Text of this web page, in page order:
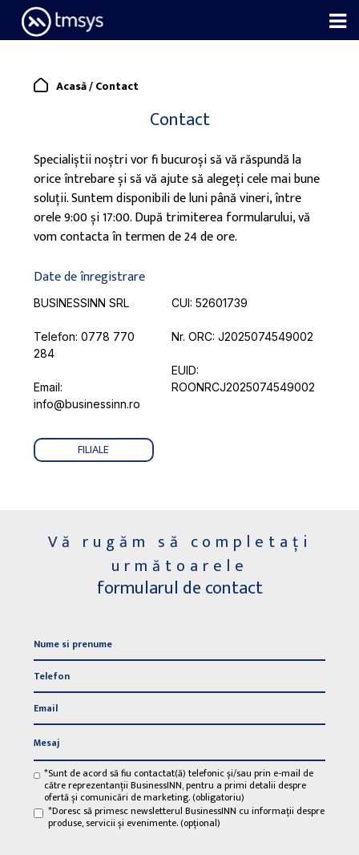
Skip
Acasă/Contact
Contact
Specialiștii noștri vor fi bucuroși să vă răspundă la
orice întrebare și să vă ajute să alegeți cele mai bune
soluții. Suntem disponibili de luni până vineri, între
orele 9:00 și 17:00. După trimiterea formularului, vă
vom contacta în termen de 24 de ore.
Date de înregistrare
BUSINESSINN SRL
Telefon: 0778 770
284
Email:
info@businessinn.ro
CUI: 52601739
Nr. ORC: J2025074549002
EUID:
ROONRCJ2025074549002
FILIALE
Vă rugăm să completați
următoarele
formularul de contact
*Sunt de acord să fiu contactat(ă) telefonic și/sau prin e-mail de
către reprezentanții BusinessINN, pentru a primi detalii despre
ofertă și comunicări de marketing. (obligatoriu)
*Doresc să primesc newsletterul BusinessINN cu informații despre
produse, servicii și evenimente. (opțional)